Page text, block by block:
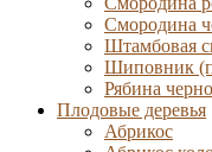
Смородина
Штамбовая
Шиповник
Рябина
Плодовые деревья
Абрикос